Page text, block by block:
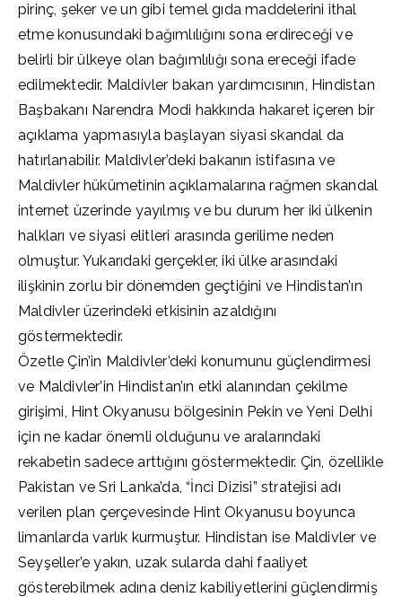
pirinç, şeker ve un gibi temel gıda maddelerini ithal
etme konusundaki bağımlılığını sona erdireceği ve
belirli bir ülkeye olan bağımlılığı sona ereceği ifade
edilmektedir. Maldivler bakan yardımcısının, Hindistan
Başbakanı Narendra Modi hakkında hakaret içeren bir
açıklama yapmasıyla başlayan siyasi skandal da
hatırlanabilir. Maldivler’deki bakanın istifasına ve
Maldivler hükümetinin açıklamalarına rağmen skandal
internet üzerinde yayılmış ve bu durum her iki ülkenin
halkları ve siyasi elitleri arasında gerilime neden
olmuştur. Yukarıdaki gerçekler, iki ülke arasındaki
ilişkinin zorlu bir dönemden geçtiğini ve Hindistan’ın
Maldivler üzerindeki etkisinin azaldığını
göstermektedir.
Özetle Çin’in Maldivler’deki konumunu güçlendirmesi
ve Maldivler’in Hindistan’ın etki alanından çekilme
girişimi, Hint Okyanusu bölgesinin Pekin ve Yeni Delhi
için ne kadar önemli olduğunu ve aralarındaki
rekabetin sadece arttığını göstermektedir. Çin, özellikle
Pakistan ve Sri Lanka’da, “İnci Dizisi” stratejisi adı
verilen plan çerçevesinde Hint Okyanusu boyunca
limanlarda varlık kurmuştur. Hindistan ise Maldivler ve
Seyşeller’e yakın, uzak sularda dahi faaliyet
gösterebilmek adına deniz kabiliyetlerini güçlendirmiş